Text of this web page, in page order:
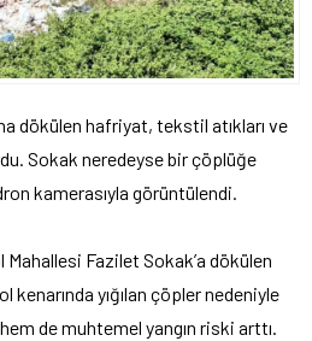
dökülen hafriyat, tekstil atıkları ve
Sokak neredeyse bir çöplüğe
kamerasıyla görüntülendi.
Fazilet Sokak’a dökülen
kenarında yığılan çöpler nedeniyle
de muhtemel yangın riski arttı.